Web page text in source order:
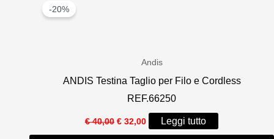
-20%
Andis
ANDIS Testina Taglio per Filo e Cordless
REF.66250
€40,00 Il
prezzo
€ 32,00 Il
prezzo
Leggi tutto